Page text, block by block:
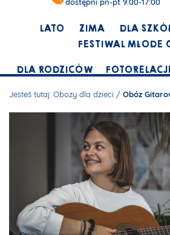
dostępni pn-pt 9:00-17:00
LATO ZIMA DLA
FESTIWAL MŁODE
DLA RODZICÓW
Jesteś tutaj: Obozy dla dzieci / Obóz